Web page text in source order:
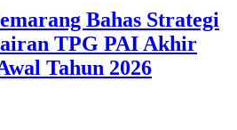
Bahas Strategi
TPG PAI Akhir
Tahun 2026